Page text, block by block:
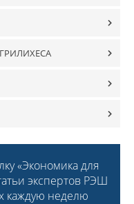
«Экономика для
экспертов РЭШ
каждую неделю